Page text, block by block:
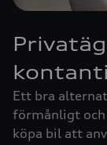
Ett bra
förmånligt och
köpa bil att